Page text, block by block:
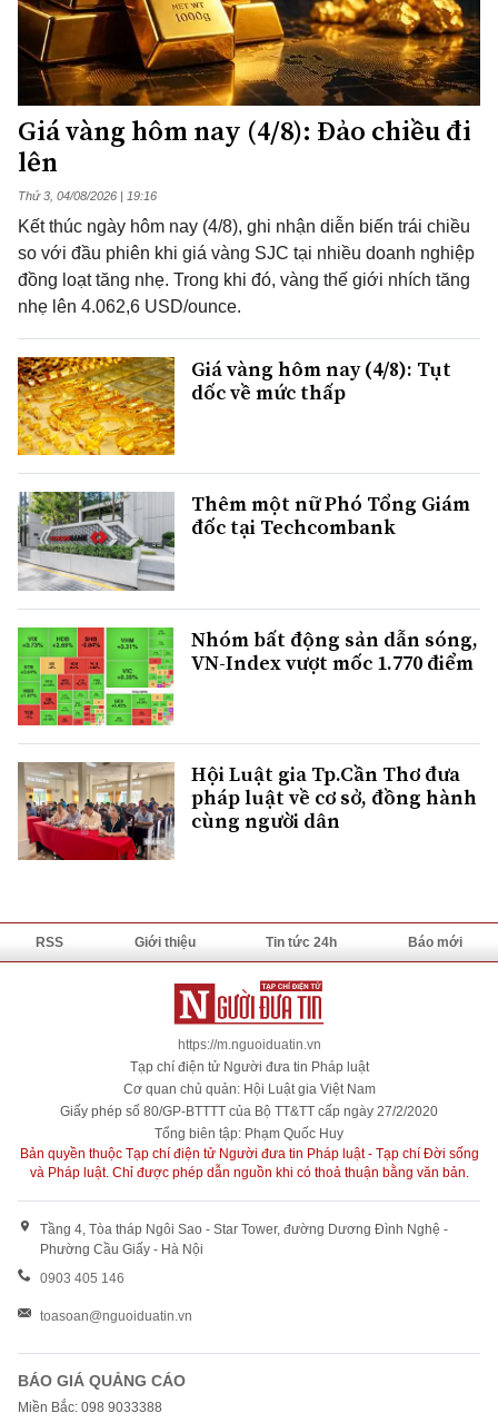
Giá vàng hôm nay (4/8): Đảo chiều đi
lên
Thứ 3, 04/08/2026 | 19:16
Kết thúc ngày hôm nay (4/8), ghi nhận diễn biến trái chiều
so với đầu phiên khi giá vàng SJC tại nhiều doanh nghiệp
đồng loạt tăng nhẹ. Trong khi đó, vàng thế giới nhích tăng
nhẹ lên 4.062,6 USD/ounce.
Giá vàng hôm nay (4/8): Tụt
dốc về mức thấp
Thêm một nữ Phó Tổng Giám
đốc tại Techcombank
Nhóm bất động sản dẫn sóng,
VN-Index vượt mốc 1.770 điểm
Hội Luật gia Tp.Cần Thơ đưa
pháp luật về cơ sở, đồng hành
cùng người dân
RSS Giới thiệu Tin tức 24h Báo mới
https://m.nguoiduatin.vn
Tạp chí điện tử Người đưa tin Pháp luật
Cơ quan chủ quản: Hội Luật gia Việt Nam
Giấy phép số 80/GP-BTTTT của Bộ TT&TT cấp ngày 27/2/2020
Tổng biên tập: Phạm Quốc Huy
Bản quyền thuộc Tạp chí điện tử Người đưa tin Pháp luật - Tạp chí Đời sống
và Pháp luật. Chỉ được phép dẫn nguồn khi có thoả thuận bằng văn bản.
Tầng 4, Tòa tháp Ngôi Sao - Star Tower, đường Dương Đình Nghệ -
Phường Cầu Giấy - Hà Nội
0903 405 146
toasoan@nguoiduatin.vn
BÁO GIÁ QUẢNG CÁO
Miền Bắc: 098 9033388